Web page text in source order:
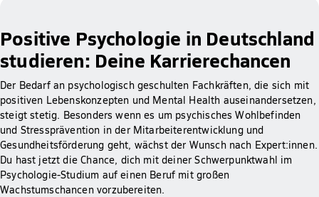
Positive Psychologie in Deutschland
studieren: Deine Karrierechancen
Der Bedarf an psychologisch geschulten Fachkräften, die sich mit
positiven Lebenskonzepten und Mental Health auseinandersetzen,
steigt stetig. Besonders wenn es um psychisches Wohlbefinden
und Stressprävention in der Mitarbeiterentwicklung und
Gesundheitsförderung geht, wächst der Wunsch nach Expert:innen.
Du hast jetzt die Chance, dich mit deiner Schwerpunktwahl im
Psychologie-Studium auf einen Beruf mit großen
Wachstumschancen vorzubereiten.